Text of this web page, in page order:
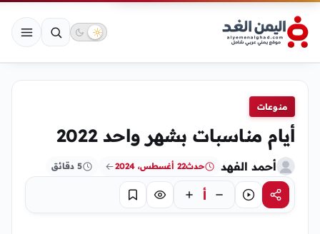
منوعات
أيام مناسبات بشهر واحد 2022
أحمد الفهد حدث22 أغسطس، 2024 5 دقائق
مشاركةاستماع أ تركيز حفظ